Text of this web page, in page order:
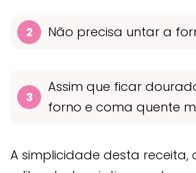
Não precisa untar a
Assim que ficar
forno e coma quente
A simplicidade desta